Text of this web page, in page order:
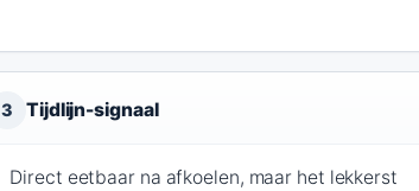
3 Tijdlijn-signaal
Direct eetbaar na afkoelen, maar het lekkerst